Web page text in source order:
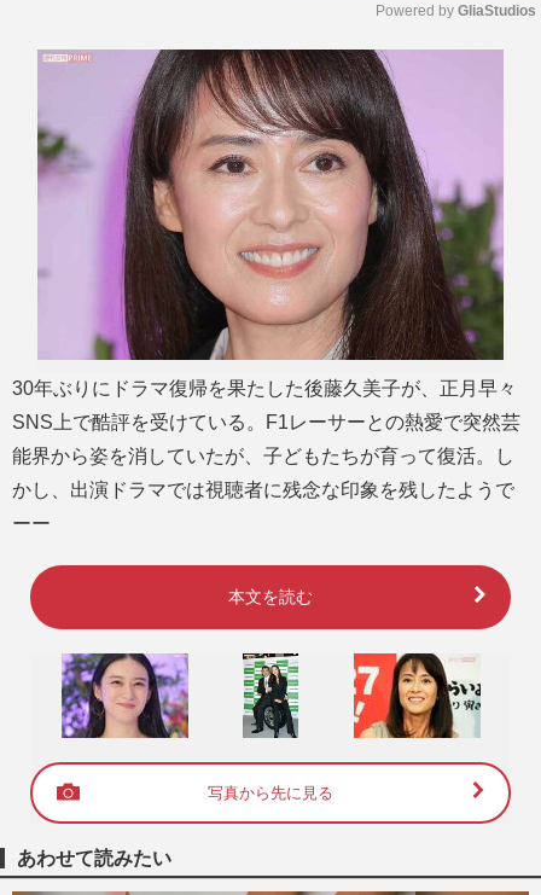
Powered by GliaStudios
30年ぶりにドラマ復帰を果たした後藤久美子が、正月早々
SNS上で酷評を受けている。F1レーサーとの熱愛で突然芸
能界から姿を消していたが、子どもたちが育って復活。し
かし、出演ドラマでは視聴者に残念な印象を残したようで
ーー
本文を読む
写真から先に見る
あわせて読みたい